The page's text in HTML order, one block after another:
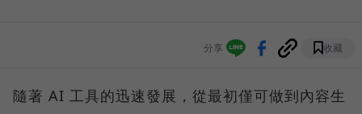
分享 收藏
隨著 AI 工具的迅速發展，從最初僅可做到內容生